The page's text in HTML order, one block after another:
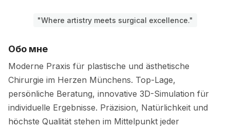
"Where artistry meets surgical excellence."
Обо мне
Moderne Praxis für plastische und ästhetische
Chirurgie im Herzen Münchens. Top-Lage,
persönliche Beratung, innovative 3D-Simulation für
individuelle Ergebnisse. Präzision, Natürlichkeit und
höchste Qualität stehen im Mittelpunkt jeder